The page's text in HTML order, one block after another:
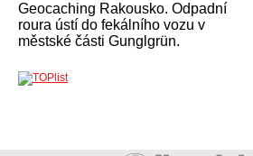
Geocaching Rakousko. Odpadní
roura ústí do fekálního vozu v
městské části Gunglgrün.